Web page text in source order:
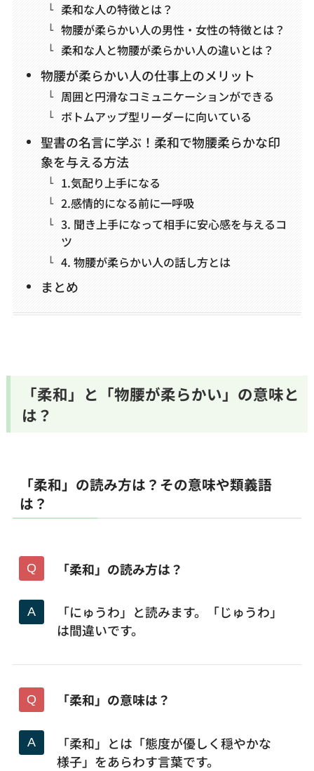
柔和な人の特徴とは？
物腰が柔らかい人の男性・女性の特徴とは？
柔和な人と物腰が柔らかい人の違いとは？
物腰が柔らかい人の仕事上のメリット
周囲と円滑なコミュニケーションができる
ボトムアップ型リーダーに向いている
聖書の名言に学ぶ！柔和で物腰柔らかな印
象を与える方法
1.気配り上手になる
2.感情的になる前に一呼吸
3. 聞き上手になって相手に安心感を与えるコ
ツ
4. 物腰が柔らかい人の話し方とは
まとめ
「柔和」と「物腰が柔らかい」の意味と
は？
「柔和」の読み方は？その意味や類義語
は？
「柔和」の読み方は？
「にゅうわ」と読みます。「じゅうわ」
は間違いです。
「柔和」の意味は？
「柔和」とは「態度が優しく穏やかな
様子」をあらわす言葉です。